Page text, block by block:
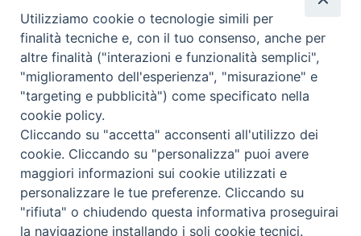
Scrivici
Copyright © 2019 - Tutti i diritti riservati - Vita
Trentina Editrice
Privacy Policy
Torna
Utilizziamo cookie o tecnologie simili per
finalità tecniche e, con il tuo consenso, anche per
altre finalità ("interazioni e funzionalità semplici",
"miglioramento dell'esperienza", "misurazione" e
"targeting e pubblicità") come specificato nella
cookie policy.
Cliccando su "accetta" acconsenti all'utilizzo dei
cookie. Cliccando su "personalizza" puoi avere
maggiori informazioni sui cookie utilizzati e
personalizzare le tue preferenze. Cliccando su
"rifiuta" o chiudendo questa informativa proseguirai
la navigazione installando i soli cookie tecnici.